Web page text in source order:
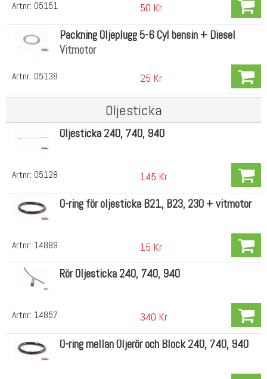
Artnr: 05151 50 Kr
Artnr: 05138
Packning Oljeplugg 5-6 Cyl bensin + Diesel
Vitmotor
25 Kr
Oljesticka
Artnr: 05128
Oljesticka 240, 740, 940
145 Kr
Artnr: 14889
O-ring för oljesticka B21, B23, 230 + vitmotor
15 Kr
Artnr: 14857
Rör Oljesticka 240, 740, 940
340 Kr
O-ring mellan Oljerör och Block 240, 740, 940